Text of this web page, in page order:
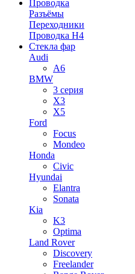
Проводка
Разъёмы
Переходники
Проводка H4
Стекла фар
Audi
A6
BMW
3 серия
X3
X5
Ford
Focus
Mondeo
Honda
Civic
Hyundai
Elantra
Sonata
Kia
K3
Optima
Land Rover
Discovery
Freelander